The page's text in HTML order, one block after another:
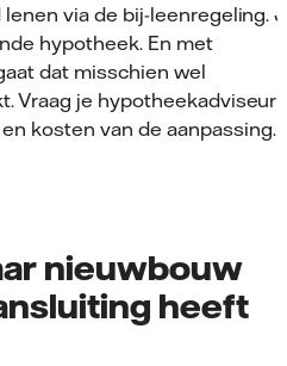
via de bij-leenregeling.
hypotheek. En met
dat misschien wel
Vraag je hypotheekadviseur
kosten van de aanpassing.
nieuwbouw
heeft